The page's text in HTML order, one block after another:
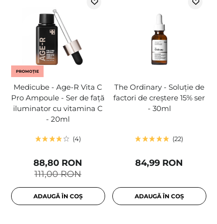
PROMOȚIE
Medicube - Age-R Vita C
Pro Ampoule - Ser de față
iluminator cu vitamina C
- 20ml
4
111,00 RON
88,80 RON
ADAUGĂ ÎN COȘ
The Ordinary - Soluție de
factori de creștere 15% ser
- 30ml
22
84,99 RON
ADAUGĂ ÎN COȘ